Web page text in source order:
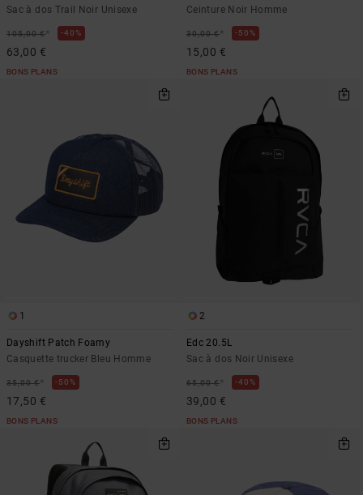
Sac à dos Trail Noir Unisexe
105,00 €* 40%
63,00 €
BONS PLANS
Ceinture Noir Homme
30,00 €* 50%
15,00 €
BONS PLANS
1
Dayshift Patch Foamy
Casquette trucker Bleu Homme
35,00 €* 50%
17,50 €
BONS PLANS
2
Edc 20.5L
Sac à dos Noir Unisexe
65,00 €* 40%
39,00 €
BONS PLANS